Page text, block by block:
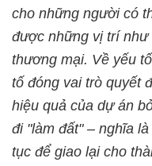
cho những người có
được những vị trí
thương mại. Về yếu
tố đóng vai trò quyết
hiệu quả của dự án
đi "làm đất" – nghĩa
tục để giao lại cho